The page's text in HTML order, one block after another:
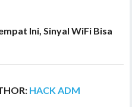
Ini, Sinyal WiFi Bisa
HACK ADM